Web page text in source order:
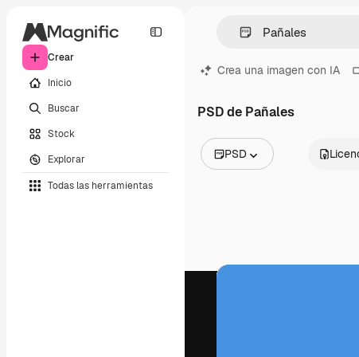
Crear
Inicio
Buscar
Stock
Explorar
Todas las herramientas
Crea una imagen con IA
PSD de Pañales
PSD
Vídeos